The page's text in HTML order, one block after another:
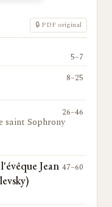
🔒 PDF original
5–7
8–25
26–46
saint Sophrony
Jean 47–60